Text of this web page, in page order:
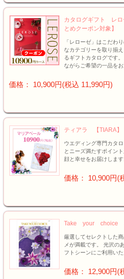
カタログギフト レ
とめクーポン対象】
「レローゼ」はこだわ
なカテゴリーを取り揃
るギフトカタログです
ながらご希望の一品をお
価格： 10,900円(税込 11,990円)
ティアラ 【TIARA
ウエディング専門カタ
とニーズ満たすポイン
顔と幸せをお届けします
価格： 10,900円(
Take your choice
厳選してセレクトした
メが満載です。 光沢の
フトシーンにご利用いた
価格： 12,900円(